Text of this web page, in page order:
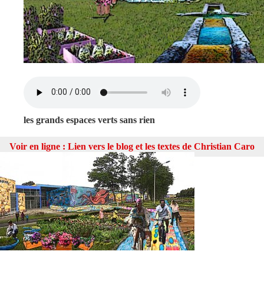
les grands espaces verts sans rien
Voir en ligne : Lien vers le blog et les textes de Christian Caro